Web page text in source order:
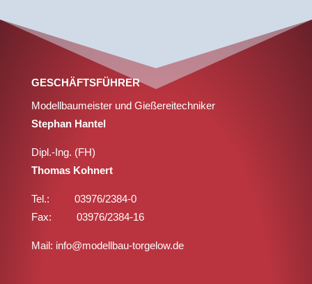
GESCHÄFTSFÜHRER
Modellbaumeister und Gießereitechniker
Stephan Hantel
Dipl.-Ing. (FH)
Thomas Kohnert
Tel.: 03976/2384-0
Fax: 03976/2384-16
Mail: info@modellbau-torgelow.de